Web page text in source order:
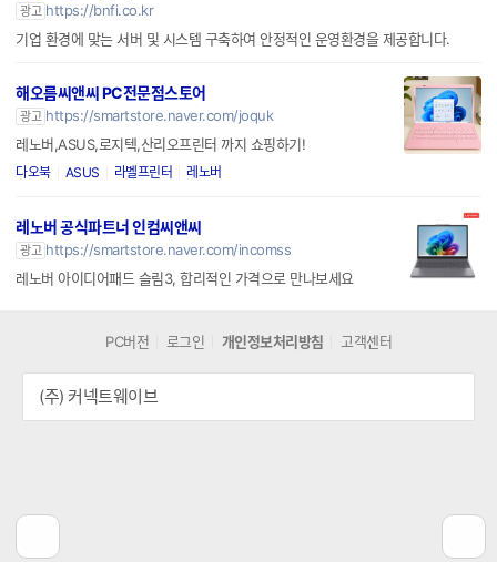
광고 https://bnfi.co.kr
기업 환경에 맞는 서버 및 시스템 구축하여 안정적인 운영환경을 제공합니다.
해오름씨앤씨 PC전문점스토어
광고 https://smartstore.naver.com/joquk
레노버,ASUS,로지텍,산리오프린터 까지 쇼핑하기!
다오북 ASUS 라벨프린터 레노버
레노버 공식파트너 인컴씨앤씨
광고 https://smartstore.naver.com/incomss
레노버 아이디어패드 슬림3, 합리적인 가격으로 만나보세요
PC버전 로그인 개인정보처리방침 고객센터
(주) 커넥트웨이브